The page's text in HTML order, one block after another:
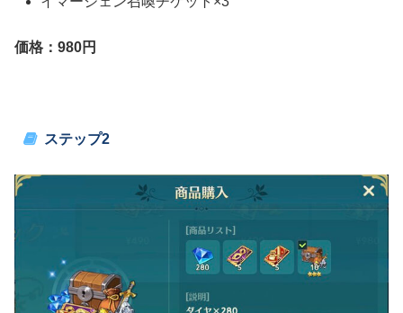
価格：980円
ステップ2